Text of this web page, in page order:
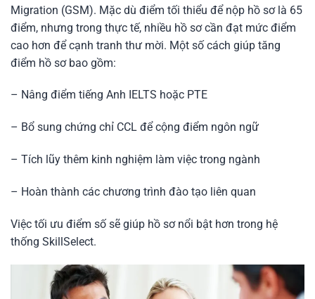
Migration (GSM). Mặc dù điểm tối thiểu để nộp hồ sơ là 65
điểm, nhưng trong thực tế, nhiều hồ sơ cần đạt mức điểm
cao hơn để cạnh tranh thư mời. Một số cách giúp tăng
điểm hồ sơ bao gồm:
– Nâng điểm tiếng Anh IELTS hoặc PTE
– Bổ sung chứng chỉ CCL để cộng điểm ngôn ngữ
– Tích lũy thêm kinh nghiệm làm việc trong ngành
– Hoàn thành các chương trình đào tạo liên quan
Việc tối ưu điểm số sẽ giúp hồ sơ nổi bật hơn trong hệ
thống SkillSelect.